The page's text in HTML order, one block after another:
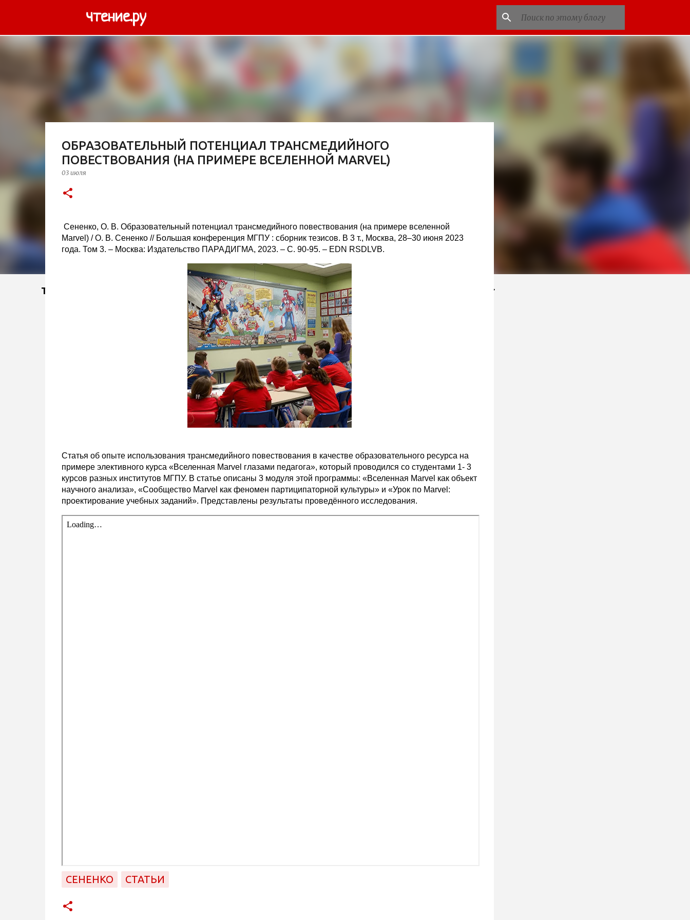
чтение.ру
Тэги
ОБРАЗОВАТЕЛЬНЫЙ ПОТЕНЦИАЛ ТРАНСМЕДИЙНОГО
ПОВЕСТВОВАНИЯ (НА ПРИМЕРЕ ВСЕЛЕННОЙ MARVEL)
03 июля
Сененко, О. В. Образовательный потенциал трансмедийного повествования (на примере вселенной
Marvel) / О. В. Сененко // Большая конференция МГПУ : сборник тезисов. В 3 т., Москва, 28–30 июня 2023
года. Том 3. – Москва: Издательство ПАРАДИГМА, 2023. – С. 90-95. – EDN RSDLVB.
Статья об опыте использования трансмедийного повествования в качестве образовательного ресурса на
примере элективного курса «Вселенная Marvel глазами педагога», который проводился со студентами 1- 3
курсов разных институтов МГПУ. В статье описаны 3 модуля этой программы: «Вселенная Marvel как объект
научного анализа», «Сообщество Marvel как феномен партиципаторной культуры» и «Урок по Marvel:
проектирование учебных заданий». Представлены результаты проведённого исследования.
СЕНЕНКО СТАТЬИ